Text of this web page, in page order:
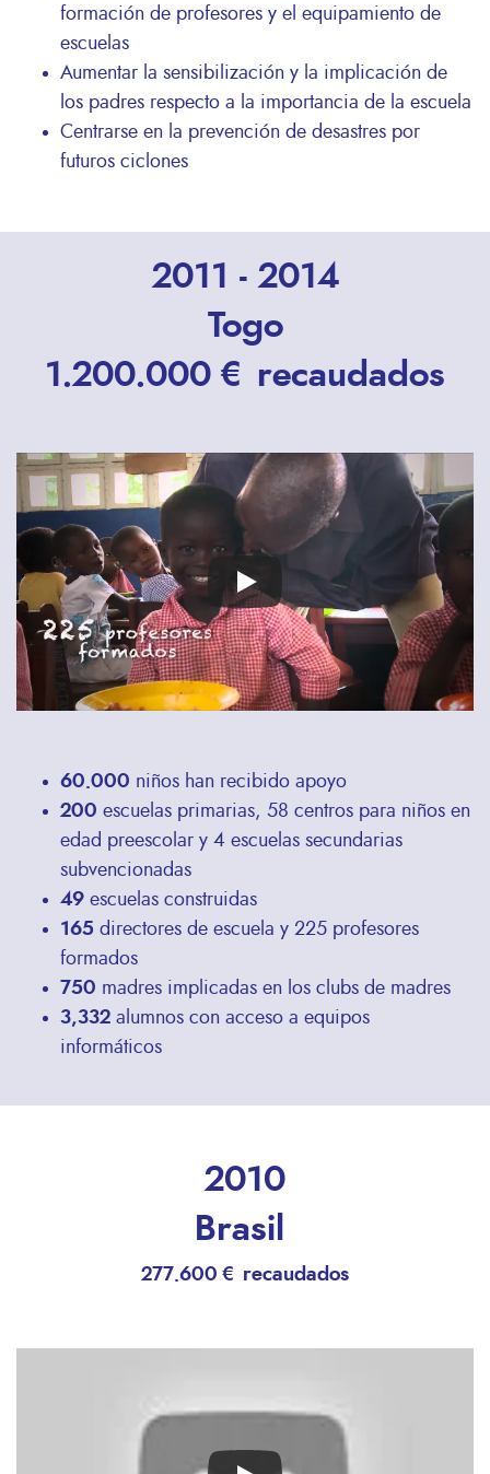
formación de profesores y el equipamiento de
escuelas
Aumentar la sensibilización y la implicación de
los padres respecto a la importancia de la escuela
Centrarse en la prevención de desastres por
futuros ciclones
2011 - 2014
Togo
1.200.000 € recaudados
Remote
video
URL
60.000 niños han recibido apoyo
200 escuelas primarias, 58 centros para niños en
edad preescolar y 4 escuelas secundarias
subvencionadas
49 escuelas construidas
165 directores de escuela y 225 profesores
formados
750 madres implicadas en los clubs de madres
3,332 alumnos con acceso a equipos
informáticos
2010
Brasil
277.600 € recaudados